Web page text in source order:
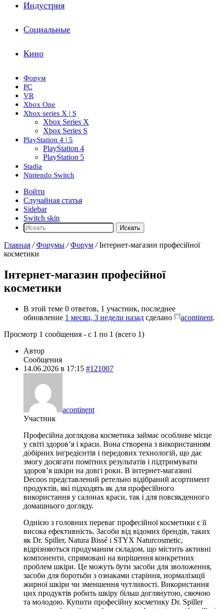
Индустрия
Социальные
Кино
Форум
PC
VR
Xbox One
Xbox series X | S
Xbox Series X
Xbox Series S
PlayStation 4 | 5
PlayStation 4
PlayStation 5
Stadia
Nintendo Switch
Войти
Случайная статья
Sidebar
Switch skin
Искать
Главная / Форумы / Форум / Інтернет-магазин професійної
косметики
Інтернет-магазин професійної
косметики
В этой теме 0 ответов, 1 участник, последнее
обновление 1 месяц, 3 недели назад сделано acontinent.
Просмотр 1 сообщения - с 1 по 1 (всего 1)
Автор
Сообщения
14.06.2026 в 17:15 #121007
acontinent
Участник
Професійна доглядова косметика займає особливе місце
у світі здоров’я і краси. Вона створена з використанням
добірних інгредієнтів і передових технологій, що дає
змогу досягати помітних результатів і підтримувати
здоров’я шкіри на довгі роки. В інтернет-магазині
Decoos представлений ретельно відібраний асортимент
продуктів, які підходять як для професійного
використання у салонах краси, так і для повсякденного
домашнього догляду.
Однією з головних переваг професійної косметики є її
висока ефективність. Засоби від відомих брендів, таких
як Dr. Spiller, Natura Bissé і STYX Naturcosmetic,
відрізняються продуманим складом, що містить активні
компоненти, спрямовані на вирішення конкретних
проблем шкіри. Це можуть бути засоби для зволоження,
засоби для боротьби з ознаками старіння, нормалізації
жирної шкіри чи зменшення чутливості. Використання
цих продуктів робить шкіру більш доглянутою, сяючою
та молодою. Купити професійну косметику Dr. Spiller